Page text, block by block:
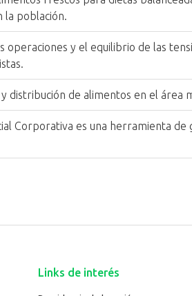
la población.
operaciones y el equilibrio de las
distribución de alimentos en el área
Corporativa es una herramienta de
Links de interés